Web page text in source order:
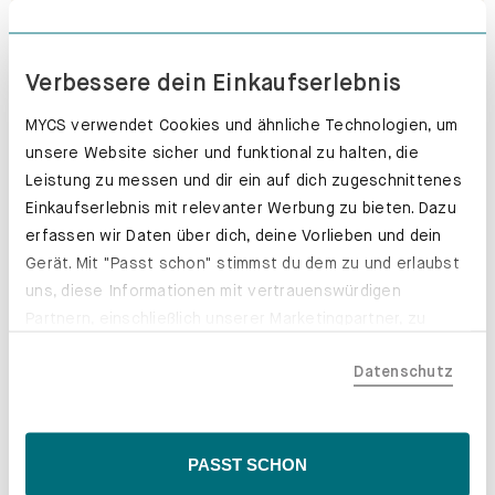
Verbessere dein Einkaufserlebnis
MYCS verwendet Cookies und ähnliche Technologien, um
unsere Website sicher und funktional zu halten, die
Leistung zu messen und dir ein auf dich zugeschnittenes
Einkaufserlebnis mit relevanter Werbung zu bieten. Dazu
erfassen wir Daten über dich, deine Vorlieben und dein
Gerät. Mit "Passt schon" stimmst du dem zu und erlaubst
uns, diese Informationen mit vertrauenswürdigen
der EU, beispielsweise in den USA, verarbeitet werden
Inhalte eingeschränkt sein könnten. Wähle
Datenschutz
PASST SCHON